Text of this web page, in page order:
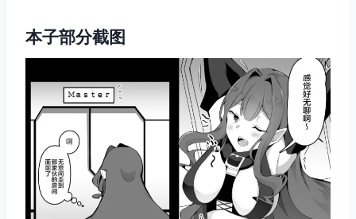
本子部分截图